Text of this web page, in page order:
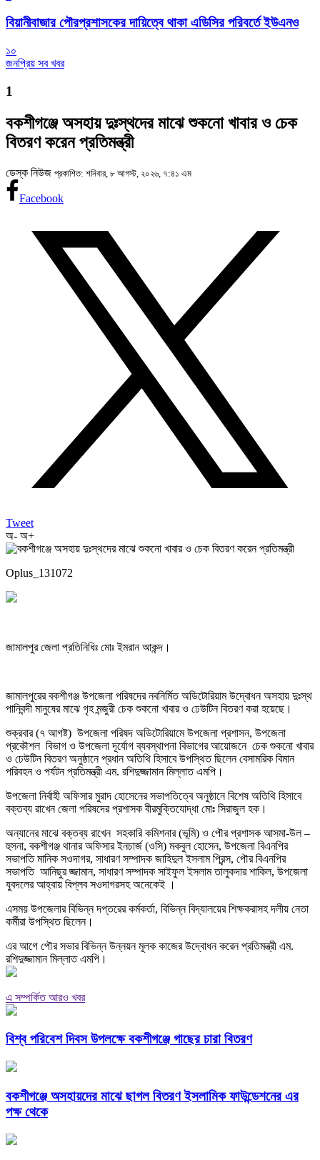
বিয়ানীবাজার পৌরপ্রশাসকের দায়িত্বে থাকা এডিসির পরিবর্তে ইউএনও
১০
জনপ্রিয় সব খবর
1
বকশীগঞ্জে অসহায় দুঃস্থদের মাঝে শুকনো খাবার ও চেক
বিতরণ করেন প্রতিমন্ত্রী
ডেস্ক নিউজ প্রকাশিত: শনিবার, ৮ আগস্ট, ২০২৬, ৭:৪১ এম
Facebook
Tweet
অ- অ+
Oplus_131072
জামালপুর জেলা প্রতিনিধিঃ মোঃ ইমরান আকন্দ।
জামালপুরের বকশীগঞ্জ উপজেলা পরিষদের নবনির্মিত অডিটোরিয়াম উদ্বোধন অসহায় দুঃস্থ
পানিবন্দী মানুষের মাঝে গৃহ মন্জুরী চেক শুকনো খাবার ও ঢেউটিন বিতরণ করা হয়েছে।
শুক্রবার (৭ আগষ্ট) উপজেলা পরিষদ অডিটোরিয়ামে উপজেলা প্রশাসন, উপজেলা
প্রকৌশল বিভাগ ও উপজেলা দূর্যোগ ব্যবস্থাপনা বিভাগের আয়োজনে চেক শুকনো খাবার
ও ঢেউটিন বিতরণ অনুষ্ঠানে প্রধান অতিথি হিসাবে উপস্থিত ছিলেন বেসামরিক বিমান
পরিবহন ও পর্যটন প্রতিমন্ত্রী এম. রশিদুজ্জামান মিল্লাত এমপি।
উপজেলা নির্বাহী অফিসার মুরাদ হোসেনের সভাপতিত্বে অনুষ্ঠানে বিশেষ অতিথি হিসাবে
বক্তব্য রাখেন জেলা পরিষদের প্রশাসক বীরমুক্তিযোদ্ধা মোঃ সিরাজুল হক।
অন্যানের মাঝে বক্তব্য রাখেন সহকারি কমিশনার (ভূমি) ও পৌর প্রশাসক আসমা-উল –
হুসনা, বকশীগঞ্জ থানার অফিসার ইনচার্জ (ওসি) মকবুল হোসেন, উপজেলা বিএনপির
সভাপতি মানিক সওদাগর, সাধারণ সম্পাদক জাহিদুল ইসলাম প্রিন্স, পৌর বিএনপির
সভাপতি আনিছুর জ্জামান, সাধারণ সম্পাদক সাইফুল ইসলাম তালুকদার শাকিল, উপজেলা
যুবদলের আহ্বায় বিপ্লব সওদাগরসহ অনেকেই ।
এসময় উপজেলার বিভিন্ন দপ্তরের কর্মকর্তা, বিভিন্ন বিদ্যালয়ের শিক্ষকরাসহ দলীয় নেতা
কর্মীরা উপস্থিত ছিলেন।
এর আগে পৌর সভার বিভিন্ন উন্নয়ন মূলক কাজের উদ্বোধন করেন প্রতিমন্ত্রী এম.
রশিদুজ্জামান মিল্লাত এমপি।
এ সম্পর্কিত আরও খবর
বিশ্ব পরিবেশ দিবস উপলক্ষে বকশীগঞ্জে গাছের চারা বিতরণ
বকশীগঞ্জে অসহায়দের মাঝে ছাগল বিতরণ ইসলামিক ফাউন্ডেশনের এর
পক্ষ থেকে